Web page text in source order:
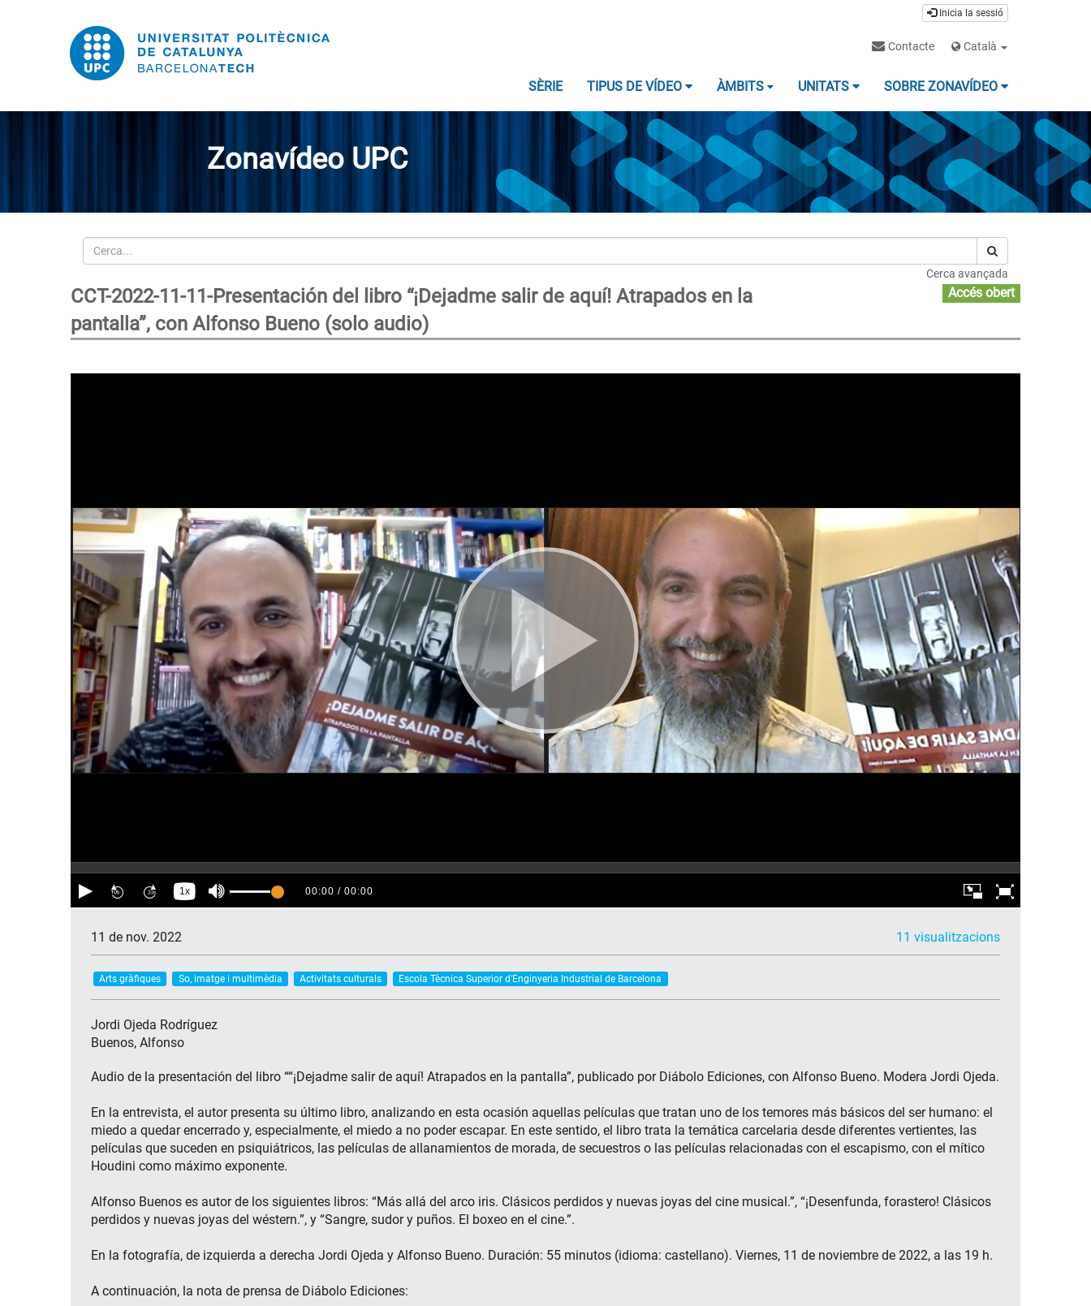
Inicia la sessió
Contacte Català
SÈRIE TIPUS DE VÍDEO ÀMBITS UNITATS SOBRE ZONAVÍDEO
Zonavídeo UPC
Cerca
Cerca avançada
CCT-2022-11-11-Presentación del libro “¡Dejadme salir de aquí! Atrapados en la
pantalla”, con Alfonso Bueno (solo audio)
Accés obert
11 de nov. 2022 11 visualitzacions
Arts gràfiques So, imatge i multimèdia Activitats culturals Escola Tècnica Superior d'Enginyeria Industrial de Barcelona
Jordi Ojeda Rodríguez
Buenos, Alfonso
Audio de la presentación del libro ““¡Dejadme salir de aquí! Atrapados en la pantalla”, publicado por Diábolo Ediciones, con Alfonso Bueno. Modera Jordi Ojeda.
En la entrevista, el autor presenta su último libro, analizando en esta ocasión aquellas películas que tratan uno de los temores más básicos del ser humano: el
miedo a quedar encerrado y, especialmente, el miedo a no poder escapar. En este sentido, el libro trata la temática carcelaria desde diferentes vertientes, las
películas que suceden en psiquiátricos, las películas de allanamientos de morada, de secuestros o las películas relacionadas con el escapismo, con el mítico
Houdini como máximo exponente.
Alfonso Buenos es autor de los siguientes libros: “Más allá del arco iris. Clásicos perdidos y nuevas joyas del cine musical.”, “¡Desenfunda, forastero! Clásicos
perdidos y nuevas joyas del wéstern.”, y “Sangre, sudor y puños. El boxeo en el cine.”.
En la fotografía, de izquierda a derecha Jordi Ojeda y Alfonso Bueno. Duración: 55 minutos (idioma: castellano). Viernes, 11 de noviembre de 2022, a las 19 h.
A continuación, la nota de prensa de Diábolo Ediciones: